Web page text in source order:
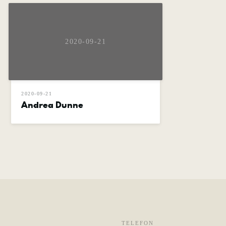
2020-09-21
2020-09-21
Andrea Dunne
TELEFON